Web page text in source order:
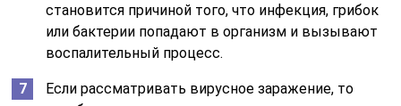
становится причиной того, что инфекция, грибок
или бактерии попадают в организм и вызывают
воспалительный процесс.
Если рассматривать вирусное заражение, то